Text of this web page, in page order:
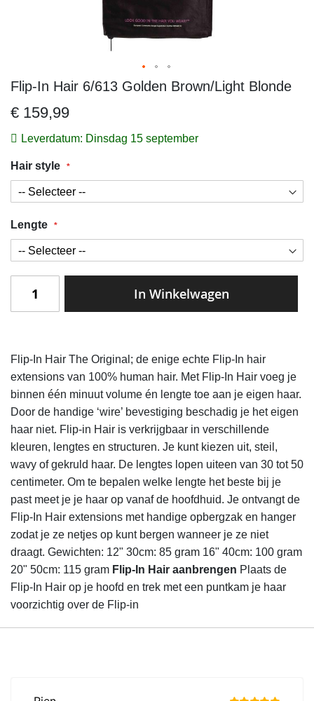
Ga
het
begin
de
afbeeldingen-
gallerij
Flip-In Hair 6/613 Golden Brown/Light Blonde
€ 159,99
Leverdatum: Dinsdag 15 september
Hair style
Lengte
In Winkelwagen
Flip-In Hair The Original; de enige echte Flip-In hair
extensions van 100% human hair. Met Flip-In Hair voeg je
binnen één minuut volume én lengte toe aan je eigen haar.
Door de handige ‘wire’ bevestiging beschadig je het eigen
haar niet. Flip-in Hair is verkrijgbaar in verschillende
kleuren, lengtes en structuren. Je kunt kiezen uit, steil,
wavy of gekruld haar. De lengtes lopen uiteen van 30 tot 50
centimeter. Om te bepalen welke lengte het beste bij je
past meet je je haar op vanaf de hoofdhuid. Je ontvangt de
Flip-In Hair extensions met handige opbergzak en hanger
zodat je ze netjes op kunt bergen wanneer je ze niet
draagt. Gewichten: 12" 30cm: 85 gram 16" 40cm: 100 gram
20" 50cm: 115 gram Flip-In Hair aanbrengen Plaats de
Flip-In Hair op je hoofd en trek met een puntkam je haar
voorzichtig over de Flip-in